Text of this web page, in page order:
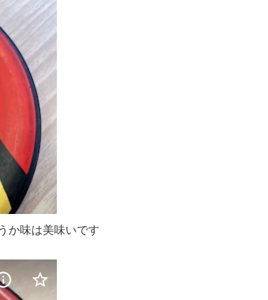
か味は美味いです